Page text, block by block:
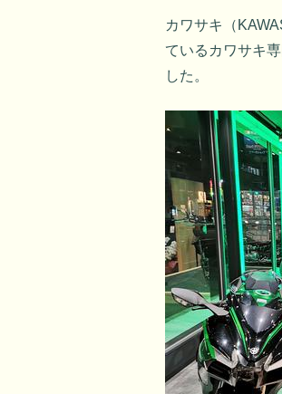
カワサキ（
ているカワサキ
した。